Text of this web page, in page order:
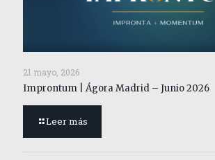
21 mayo, 2026
Improntum | Ágora Madrid – Junio 2026
Leer más